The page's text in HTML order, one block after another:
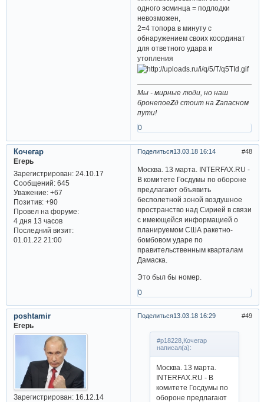
одного эсминца = подлодки
невозможен,
2=4 топора в минуту с
обнаружением своих координат
для ответного удара и
утопления
Мы - мирные люди, но наш
бронепоеZд стоит наZапасном
пути!
0
Поделиться 48
13.03.18 16:14
Кочегар
Егерь
Зарегистрирован: 24.10.17
Сообщений:645
Уважение: +67
Позитив: +90
Провел на форуме:
4 дня 13 часов
Последний визит:
01.01.22 21:00
Москва. 13 марта. INTERFAX.RU -
В комитете Госдумы по обороне
предлагают объявить
бесполетной зоной воздушное
пространство над Сирией в связи
с имеющейся информацией о
планируемом США ракетно-
бомбовом ударе по
правительственным кварталам
Дамаска.
Это был бы номер.
0
Поделиться 49
13.03.18 16:29
poshtamir
Егерь
Зарегистрирован: 16.12.14
#p18228,Кочегар
написал(а):
Москва. 13 марта.
INTERFAX.RU - В
комитете Госдумы по
обороне предлагают